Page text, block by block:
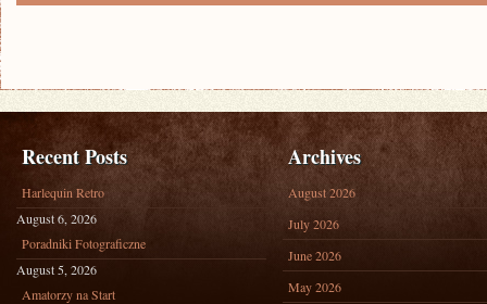
Recent Posts
Harlequin Retro
August 6, 2026
Poradniki Fotograficzne
August 5, 2026
Amatorzy na Start
Archives
August 2026
July 2026
June 2026
May 2026